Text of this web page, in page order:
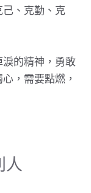
、克勤、克
的精神，勇敢
，需要點燃，
人